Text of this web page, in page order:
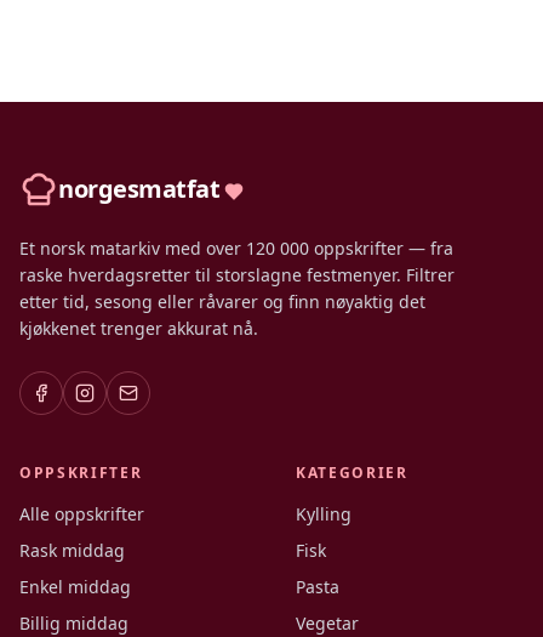
norgesmatfat
Et norsk matarkiv med over 120 000 oppskrifter — fra
raske hverdagsretter til storslagne festmenyer. Filtrer
etter tid, sesong eller råvarer og finn nøyaktig det
kjøkkenet trenger akkurat nå.
OPPSKRIFTER
Alle oppskrifter
Rask middag
Enkel middag
Billig middag
KATEGORIER
Kylling
Fisk
Pasta
Vegetar